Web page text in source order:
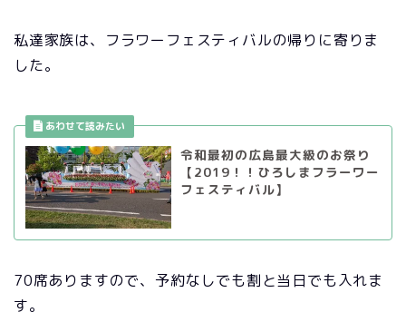
私達家族は、フラワーフェスティバルの帰りに寄りま
した。
令和最初の広島最大級のお祭り
【2019！！ひろしまフラーワー
フェスティバル】
70席ありますので、予約なしでも割と当日でも入れま
す。